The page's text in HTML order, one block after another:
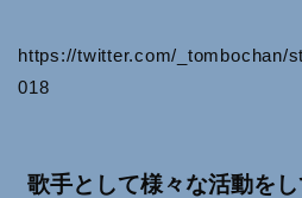
https://twitter.com/_tombochan/
018
歌手として様々な活動をし